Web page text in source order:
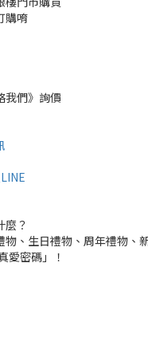
購唷
我們》詢價
麼？
、生日禮物、周年禮物、
愛密碼」！